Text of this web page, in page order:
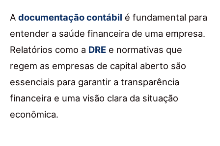
A documentação contábil é fundamental para
entender a saúde financeira de uma empresa.
Relatórios como a DRE e normativas que
regem as empresas de capital aberto são
essenciais para garantir a transparência
financeira e uma visão clara da situação
econômica.